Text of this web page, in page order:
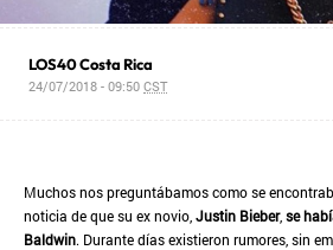
LOS40 Costa Rica
24/07/2018 - 09:50CST
Muchos nos preguntábamos como se
noticia de que su ex novio, Justin Bieber, se
Baldwin. Durante días existieron rumores, sin